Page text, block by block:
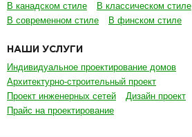
В канадском стиле
В классическом стиле
В современном стиле
В финском стиле
НАШИ УСЛУГИ
Индивидуальное проектирование домов
Архитектурно-строительный проект
Проект инженерных сетей
Дизайн проект
Прайс на проектирование